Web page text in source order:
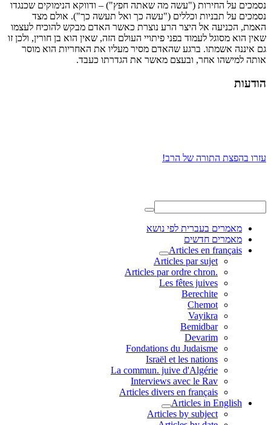
נסמכים על החירות ("עשה מה שאתה חפץ") – ודווקא הנימוקים שכנגדו
נסמכים על תבניות וכללים ("עשה כך ואל תעשה כך"). אולם מצד
האמת, הכניעה אל היצר הרע נוצרת כאשר האדם מבקש להוכיח לעצמו
שאין הוא מסוגל לעמוד בפני פיתויי העולם הזה, שאין הוא בן חורין, ולכן זו
גם איננה אשמתו. ברגע שהאדם מסיר מעליו את האחריות הוא מוסר
אותה למישהו אחר, ובעצם מאשר את הגדרתו כעבד.
הודעות
עזרו בהפצת התורה של הרב!
מאמרים בעברית לפי נושא
מאמרים חדשים
Articles en français
Articles par sujet
.Articles par ordre chron
Les fêtes juives
Berechite
Chemot
Vayikra
Bemidbar
Devarim
Fondations du Judaisme
Israël et les nations
La commun. juive d'Algérie
Interviews avec le Rav
Articles divers en français
Articles in English
Articles by subject